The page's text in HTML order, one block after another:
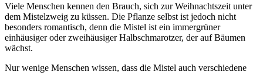
Viele Menschen kennen den Brauch, sich zur Weihnachtszeit unter
dem Mistelzweig zu küssen. Die Pflanze selbst ist jedoch nicht
besonders romantisch, denn die Mistel ist ein immergrüner
einhäusiger oder zweihäusiger Halbschmarotzer, der auf Bäumen
wächst.
Nur wenige Menschen wissen, dass die Mistel auch verschiedene